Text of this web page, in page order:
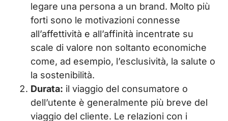
legare una persona a un brand. Molto più
forti sono le motivazioni connesse
all’affettività e all’affinità incentrate su
scale di valore non soltanto economiche
come, ad esempio, l’esclusività, la salute o
la sostenibilità.
Durata: il viaggio del consumatore o
dell’utente è generalmente più breve del
viaggio del cliente. Le relazioni con i